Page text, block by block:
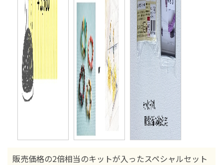
販売価格の2倍相当のキットが入ったスペシャルセット